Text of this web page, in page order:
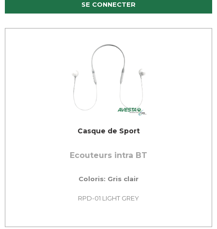
SE CONNECTER
Casque de Sport
Ecouteurs intra BT
Coloris: Gris clair
RPD-01 LIGHT GREY